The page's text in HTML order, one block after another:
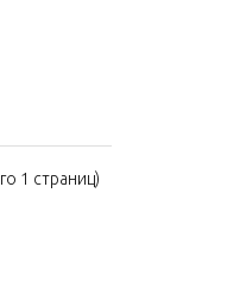
1 страниц)